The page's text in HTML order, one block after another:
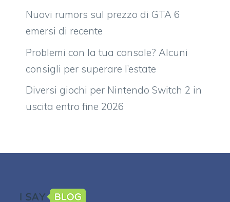
Nuovi rumors sul prezzo di GTA 6
emersi di recente
Problemi con la tua console? Alcuni
consigli per superare l’estate
Diversi giochi per Nintendo Switch 2 in
uscita entro fine 2026